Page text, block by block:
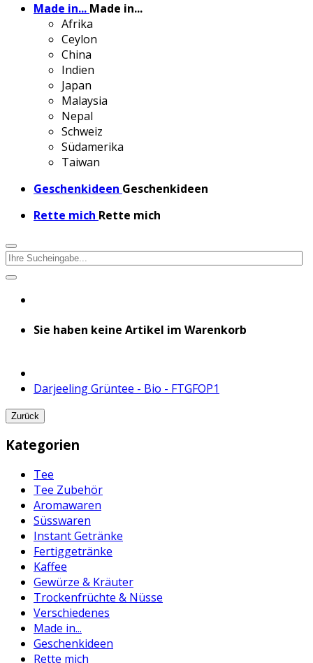
Made in... Made in...
Afrika
Ceylon
China
Indien
Japan
Malaysia
Nepal
Schweiz
Südamerika
Taiwan
Geschenkideen Geschenkideen
Rette mich Rette mich
Sie haben keine Artikel im Warenkorb
Darjeeling Grüntee - Bio - FTGFOP1
Zurück
Kategorien
Tee
Tee Zubehör
Aromawaren
Süsswaren
Instant Getränke
Fertiggetränke
Kaffee
Gewürze & Kräuter
Trockenfrüchte & Nüsse
Verschiedenes
Made in...
Geschenkideen
Rette mich